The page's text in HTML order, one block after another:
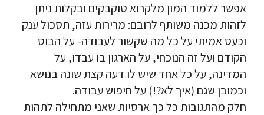
אפשר ללמוד המון מלקרוא טוקבקים ובקלות ניתן
לזהות מכנה משותף לרובם: מרירות עזה, תסכול ענק
וכעס אמיתי על כל מה שקשור לעבודה- על הבוס
הקודם ועל זה הנוכחי, על הארגון בו עבדו, על
המדינה, על כל אחד שיש לו דעה קצת שונה בנושא
וכמובן שגם (איך לא?!) על חיפוש עבודה.
חלק מהתגובות כל כך ארסיות שאני מתחילה לתהות